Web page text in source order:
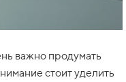
важно продумать
стоит уделить